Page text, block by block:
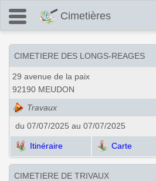
Cimetières
CIMETIERE DES LONGS-REAGES
29 avenue de la paix
92190 MEUDON
Travaux
du 07/07/2025 au 07/07/2025
Itinéraire Carte
CIMETIERE DE TRIVAUX